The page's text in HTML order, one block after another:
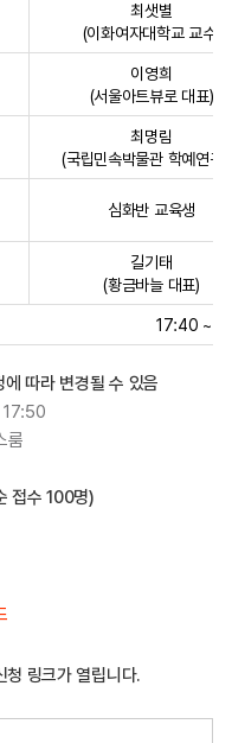
최샛별
(이화여자대학교 교수)
이영희
(서울아트뷰로 대표)
최명림
(국립민속박물관 학예연구
심화반 교육생
길기태
(황금바늘 대표)
17:40 ~
따라 변경될 수 있음
17:50
룸
접수 100명)
링크가 열립니다.